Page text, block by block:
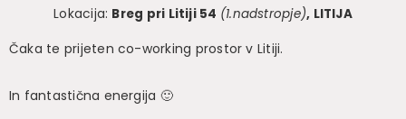
Lokacija: Breg pri Litiji 54 (1.nadstropje), LITIJA
Čaka te prijeten co-working prostor v Litiji.
In fantastična energija 🙂